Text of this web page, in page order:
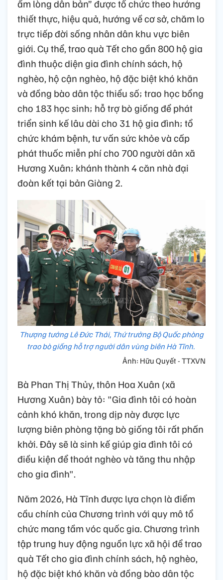
ấm lòng dân bản” được tổ chức theo hướng
thiết thực, hiệu quả, hướng về cơ sở, chăm lo
trực tiếp đời sống nhân dân khu vực biên
giới. Cụ thể, trao quà Tết cho gần 800 hộ gia
đình thuộc diện gia đình chính sách, hộ
nghèo, hộ cận nghèo, hộ đặc biệt khó khăn
và đồng bào dân tộc thiểu số; trao học bổng
cho 183 học sinh; hỗ trợ bò giống để phát
triển sinh kế lâu dài cho 31 hộ gia đình; tổ
chức khám bệnh, tư vấn sức khỏe và cấp
phát thuốc miễn phí cho 700 người dân xã
Hương Xuân; khánh thành 4 căn nhà đại
đoàn kết tại bản Giàng 2.
Thượng tướng Lê Đức Thái, Thứ trưởng Bộ Quốc phòng
trao bò giống hỗ trợ người dân vùng biên Hà Tĩnh.
Ảnh: Hữu Quyết - TTXVN
Bà Phan Thị Thủy, thôn Hoa Xuân (xã
Hương Xuân) bày tỏ: "Gia đình tôi có hoàn
cảnh khó khăn, trong dịp này được lực
lượng biên phòng tặng bò giống tôi rất phấn
khởi. Đây sẽ là sinh kế giúp gia đình tôi có
điều kiện để thoát nghèo và tăng thu nhập
cho gia đình".
Năm 2026, Hà Tĩnh được lựa chọn là điểm
cầu chính của Chương trình với quy mô tổ
chức mang tầm vóc quốc gia. Chương trình
tập trung huy động nguồn lực xã hội để trao
quà Tết cho gia đình chính sách, hộ nghèo,
hộ đặc biệt khó khăn và đồng bào dân tộc